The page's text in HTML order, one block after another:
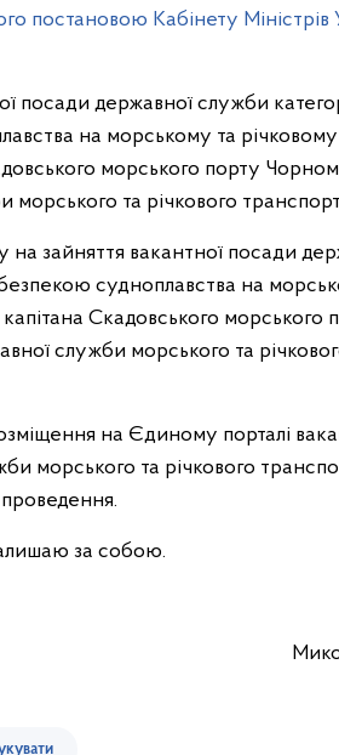
постановою Кабінету Міністрів
державної служби
на морському та річковому
морського порту
та річкового
вакантної посади
судноплавства на
Скадовського
служби морського та
на Єдиному порталі
морського та річкового
за собою.